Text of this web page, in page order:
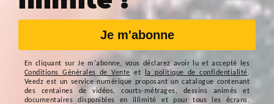
Je m'abonne
En cliquant surJe m'abonne, vous déclarez avoir lu et accepté les
Conditions Générales de Vente et la politique de confidentialité.
Veedz est un service numérique proposant un catalogue contenant
des centaines de vidéos, courts-métrages, dessins animés et
documentaires disponibles en illimité et pour tous les écrans.